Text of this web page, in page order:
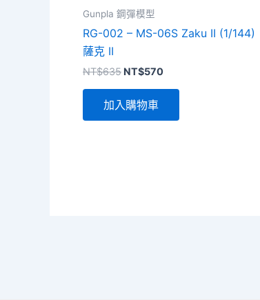
Gunpla 鋼彈模型
RG-002 – MS-06S Zaku II (1/144)
薩克 II
NT$635 原
格：
NT$635。
NT$570目
NT$570。
加入購物車